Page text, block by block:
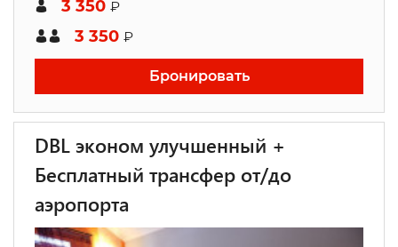
3 350 ₽
3 350 ₽
Бронировать
DBL эконом улучшенный +
Бесплатный трансфер от/до
аэропорта